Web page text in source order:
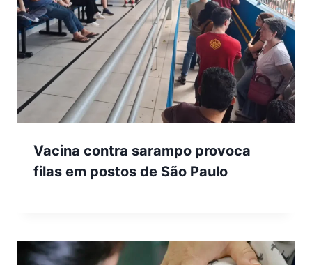
Vacina contra sarampo provoca
filas em postos de São Paulo